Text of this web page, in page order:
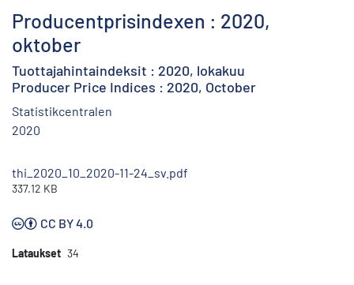
Producentprisindexen : 2020,
oktober
Tuottajahintaindeksit : 2020, lokakuu
Producer Price Indices : 2020, October
Statistikcentralen
2020
thi_2020_10_2020-11-24_sv.pdf
337.12 KB
CC BY 4.0
Lataukset 34